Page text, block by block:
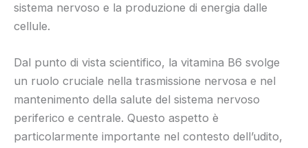
sistema nervoso e la produzione di energia dalle
cellule.
Dal punto di vista scientifico, la vitamina B6 svolge
un ruolo cruciale nella trasmissione nervosa e nel
mantenimento della salute del sistema nervoso
periferico e centrale. Questo aspetto è
particolarmente importante nel contesto dell’udito,